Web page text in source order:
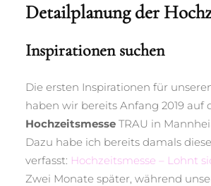
Detailplanung der
Inspirationen suchen
Die ersten Inspirationen für
haben wir bereits Anfang 2019 auf
HochzeitsmesseTRAU in
Dazu habe ich bereits damals
verfasst: Hochzeitsmesse – Lohnt
Zwei Monate später, während